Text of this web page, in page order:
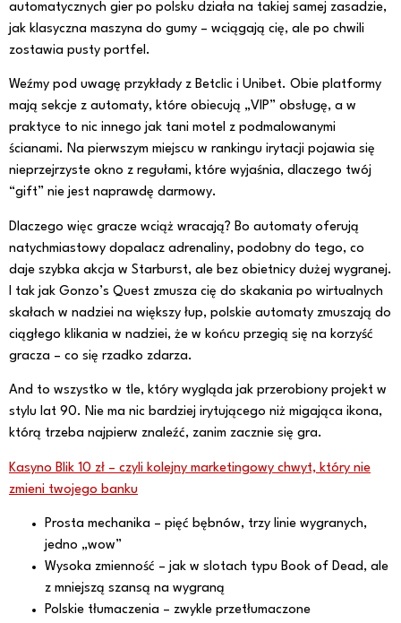
automatycznych gier po polsku działa na takiej samej zasadzie,
jak klasyczna maszyna do gumy – wciągają cię, ale po chwili
zostawia pusty portfel.
Weźmy pod uwagę przykłady z Betclic i Unibet. Obie platformy
mają sekcje z automaty, które obiecują „VIP” obsługę, a w
praktyce to nic innego jak tani motel z podmalowanymi
ścianami. Na pierwszym miejscu w rankingu irytacji pojawia się
nieprzejrzyste okno z regułami, które wyjaśnia, dlaczego twój
“gift” nie jest naprawdę darmowy.
Dlaczego więc gracze wciąż wracają? Bo automaty oferują
natychmiastowy dopalacz adrenaliny, podobny do tego, co
daje szybka akcja w Starburst, ale bez obietnicy dużej wygranej.
I tak jak Gonzo’s Quest zmusza cię do skakania po wirtualnych
skałach w nadziei na większy łup, polskie automaty zmuszają do
ciągłego klikania w nadziei, że w końcu przegią się na korzyść
gracza – co się rzadko zdarza.
And to wszystko w tle, który wygląda jak przerobiony projekt w
stylu lat 90. Nie ma nic bardziej irytującego niż migająca ikona,
którą trzeba najpierw znaleźć, zanim zacznie się gra.
Kasyno Blik 10 zł – czyli kolejny marketingowy chwyt, który nie
zmieni twojego banku
Prosta mechanika – pięć bębnów, trzy linie wygranych,
jedno „wow”
Wysoka zmienność – jak w slotach typu Book of Dead, ale
z mniejszą szansą na wygraną
Polskie tłumaczenia – zwykle przetłumaczone